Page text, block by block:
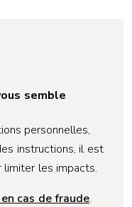
semble
personnelles,
instructions, il est
limiter les impacts.
cas de fraude.